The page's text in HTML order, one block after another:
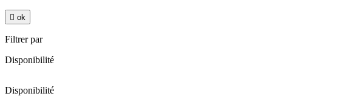
 ok
Filtrer par
Disponibilité
Disponibilité